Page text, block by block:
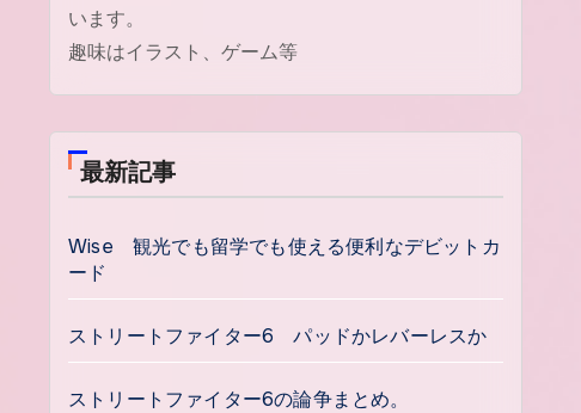
います。
趣味はイラスト、ゲーム等
最新記事
Wise 観光でも留学でも使える便利なデビットカ
ード
ストリートファイター6 パッドかレバーレスか
ストリートファイター6の論争まとめ。